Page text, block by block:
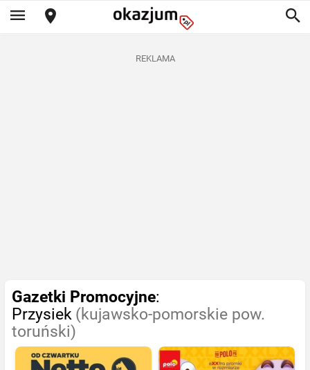
REKLAMA
Gazetki Promocyjne:
Przysiek (kujawsko-pomorskie pow.
toruński)